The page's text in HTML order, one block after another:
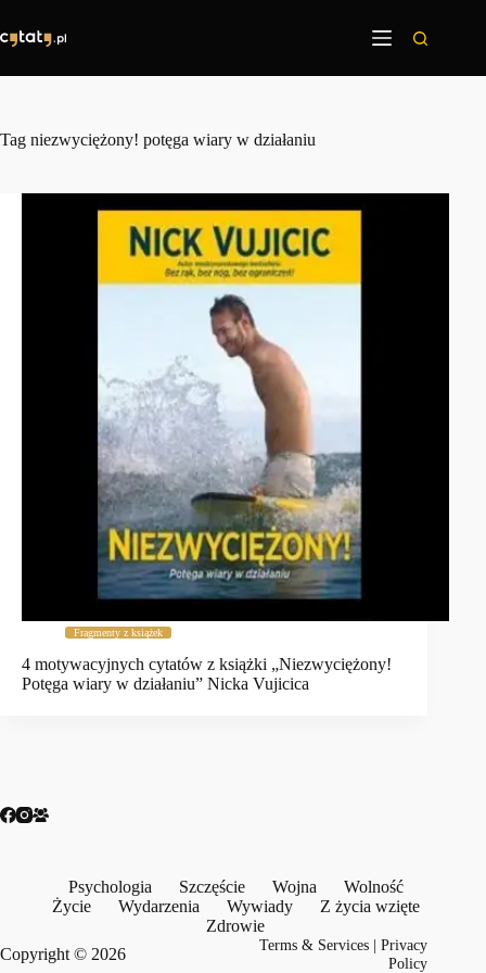
treści
Tag niezwyciężony! potęga wiary w działaniu
Fragmenty z książek
4 motywacyjnych cytatów z książki „Niezwyciężony!
Potęga wiary w działaniu” Nicka Vujicica
Psychologia Szczęście Wojna
Wolność
Życie
Wydarzenia Wywiady
Z życia wzięte
Zdrowie
Copyright © 2026
Terms & Services |Privacy
Policy